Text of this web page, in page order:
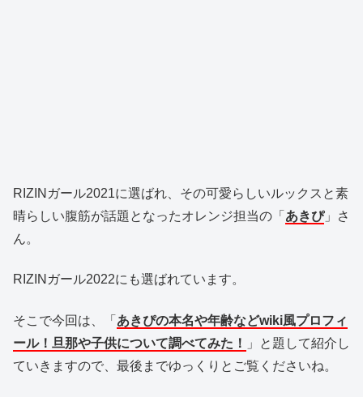
RIZINガール2021に選ばれ、その可愛らしいルックスと素
晴らしい腹筋が話題となったオレンジ担当の「 あきぴ」さ
ん。
RIZINガール2022にも選ばれています。
そこで今回は、「 あきぴの本名や年齢などwiki風プロフィ
ール！旦那や子供について調べてみた！
」と題して紹介し
ていきますので、最後までゆっくりとご覧くださいね。